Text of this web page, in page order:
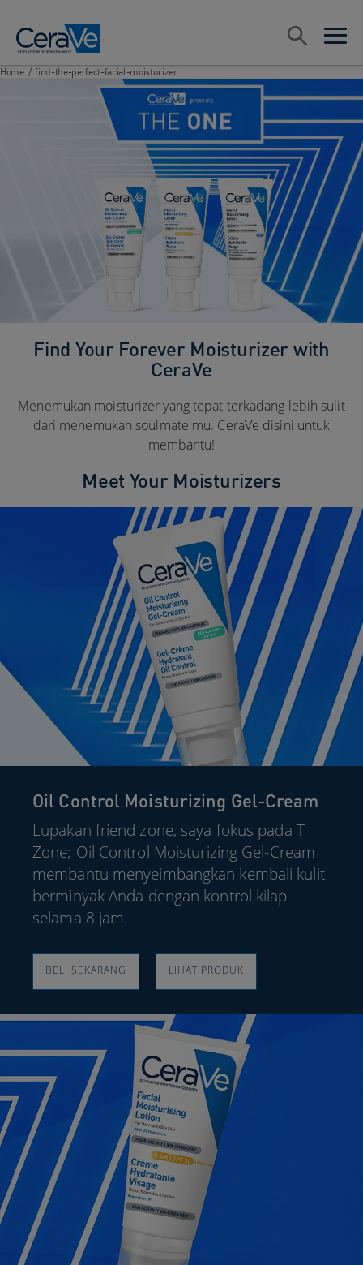
open
open
Search
Home / find-the-perfect-facial-moisturizer
Find Your Forever Moisturizer with
CeraVe
Menemukan moisturizer yang tepat terkadang lebih sulit
dari menemukan soulmate mu. CeraVe disini untuk
membantu!​
Meet Your Moisturizers
Oil Control Moisturizing Gel-Cream
Lupakan friend zone, saya fokus pada T
Zone; Oil Control Moisturizing Gel-Cream
membantu menyeimbangkan kembali kulit
berminyak Anda dengan kontrol kilap
selama 8 jam.​
BELI SEKARANG​ LIHAT PRODUK​